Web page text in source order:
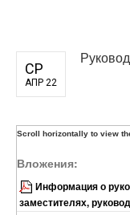
СР
АПР 22
Вложения:
Информация о
заместителях,